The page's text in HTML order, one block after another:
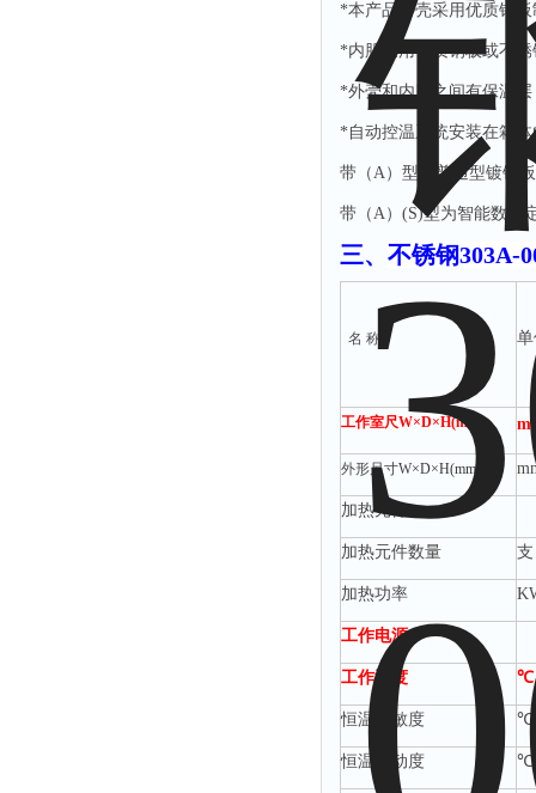
*本产品外壳采用优质钢
*内胆采用优质钢板或不
*外壳和内胆之间有保温
*自动控温系统安装在箱
带（A）型为普通型镀锌
带（A）(S)型为智能数显
三、 不锈钢303A-
名 称
工作室尺W×D×H(mm)
外形尺寸W×D×H(mm)
加热元件
加热元件数量 支
加热功率
工作电源
工作温度 ℃
恒温灵敏度 ℃
恒温波动度 ℃